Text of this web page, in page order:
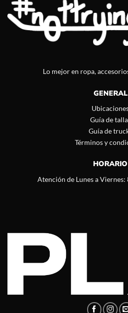
Lo mejor en ropa,
GENERAL
Guía de
Guía de
Términos y
HORARIO
Atención de Lunes a Viernes: